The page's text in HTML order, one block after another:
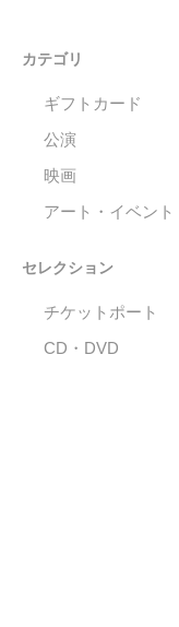
カテゴリ
ギフトカード
公演
映画
アート・イベント
セレクション
チケットポート
CD・DVD